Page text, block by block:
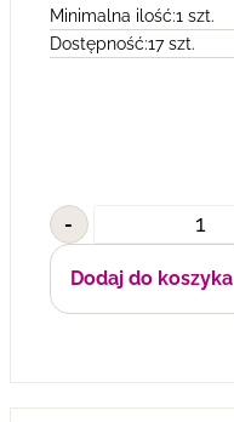
Minimalna ilość:1 szt.
Dostępność:17 szt.
-
Dodaj do koszyka